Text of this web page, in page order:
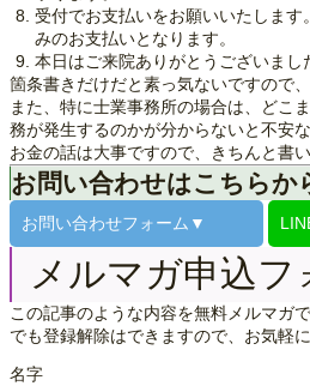
受付でお支払いをお願いいたしま
みのお支払いとなります。
本日はご来院ありがとうございまし
箇条書きだけだと素っ気ないですので
また、特に士業事務所の場合は、どこ
務が発生するのかが分からないと不安な
お金の話は大事ですので、きちんと書
お問い合わせはこちらか
お問い合わせフォーム▼
メルマガ申込フ
この記事のような内容を無料メルマガ
でも登録解除はできますので、お気軽
名字